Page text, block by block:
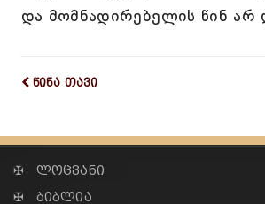
და მომნადირებელის წინ არ
წინა თავი
✠ ლოცვანი
✠ ბიბლია